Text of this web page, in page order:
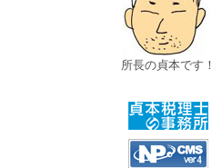
所長の貞本です！